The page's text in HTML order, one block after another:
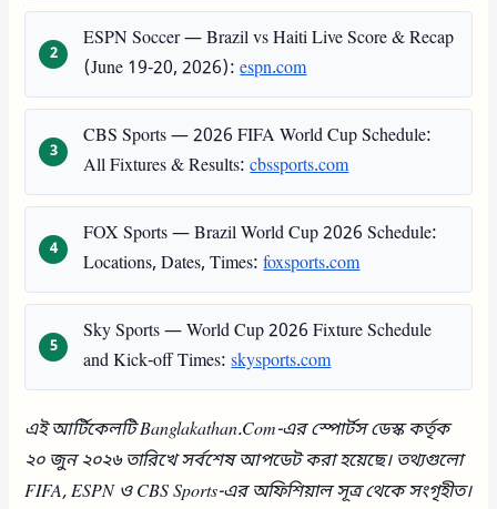
ESPN Soccer — Brazil vs Haiti Live Score & Recap
(June 19-20, 2026):espn.com
CBS Sports — 2026 FIFA World Cup Schedule:
All Fixtures & Results:cbssports.com
FOX Sports — Brazil World Cup 2026 Schedule:
Locations, Dates, Times:foxsports.com
Sky Sports — World Cup 2026 Fixture Schedule
and Kick-off Times:skysports.com
এই আর্টিকেলটি Banglakathan.Com-এর স্পোর্টস ডেস্ক কর্তৃক
২০ জুন ২০২৬ তারিখে সর্বশেষ আপডেট করা হয়েছে। তথ্যগুলো
FIFA, ESPN ও CBS Sports-এর অফিশিয়াল সূত্র থেকে সংগৃহীত।